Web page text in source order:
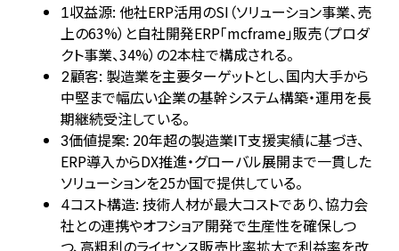
1収益源: 他社ERP活用のSI（ソリューション事業、売
上の63%）と自社開発ERP「mcframe」販売（プロダ
クト事業、34%）の2本柱で構成される。
2顧客: 製造業を主要ターゲットとし、国内大手から
中堅まで幅広い企業の基幹システム構築・運用を長
期継続受注している。
3価値提案: 20年超の製造業IT支援実績に基づき、
ERP導入からDX推進・グローバル展開まで一貫した
ソリューションを25か国で提供している。
4コスト構造: 技術人材が最大コストであり、協力会
社との連携やオフショア開発で生産性を確保しつ